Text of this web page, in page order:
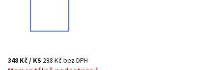
348 Kč/ KS 288 Kč bez DPH